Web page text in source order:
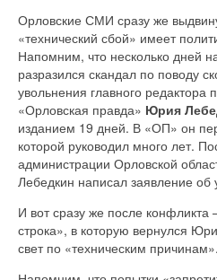
Орловские СМИ сразу же
«технический сбой» имеет
Напомним, что несколько дней
разразился скандал по поводу
увольнения главного редактора
«Орловская правда» Юрия
изданием 19 дней. В «ОП» он
которой руководил много лет.
администрации Орловской
Лебедкин написал заявление об
И вот сразу же после конфликта
строка», в которую вернулся
свет по «техническим причинам».